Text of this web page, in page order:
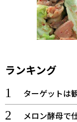
ランキング
ターゲットは
メロン酵母で